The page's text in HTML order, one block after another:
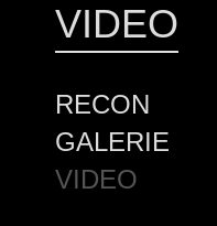
VIDEO
RECON
GALERIE
VIDEO